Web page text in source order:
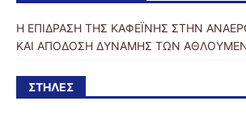
Η ΕΠΙΔΡΑΣΗ ΤΗΣ ΚΑΦΕΪΝΗΣ ΣΤΗΝ
ΚΑΙ ΑΠΟΔΟΣΗ ΔΥΝΑΜΗΣ ΤΩΝ
ΣΤΉΛΕΣ